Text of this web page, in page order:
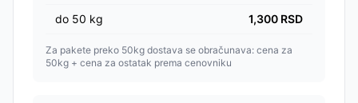
do 50 kg 1,300 RSD
Za pakete preko 50kg dostava se obračunava: cena za
50kg + cena za ostatak prema cenovniku